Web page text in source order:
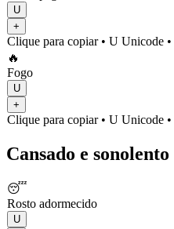
U
+
Clique para copiar• U Unicode •
🔥
Fogo
U
+
Clique para copiar• U Unicode •
Cansado e sonolento
😴
Rosto adormecido
U